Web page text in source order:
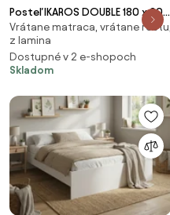
Posteľ IKAROS DOUBLE 180 x 200
cm, biela/dub sonoma Rošt: S
lamelovým roštom, Matrac:
Matrac SOMMERA 18 cm
Vrátane matraca, vrátane roštu,
z lamina
Dostupné v 2 e-shopoch
Skladom